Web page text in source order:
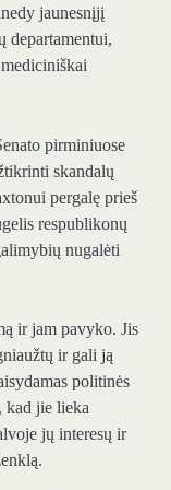
jaunesnįjį
departamentui,
pirminiuose
skandalų
pergalę prieš
respublikonų
nugalėti
ir jam pavyko. Jis
ir gali ją
politinės
kad jie lieka
jų interesų ir